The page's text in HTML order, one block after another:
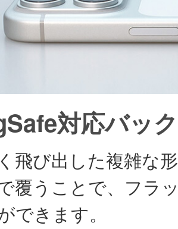
対応バッ
飛び出した複雑な
覆うことで、フラ
できます。